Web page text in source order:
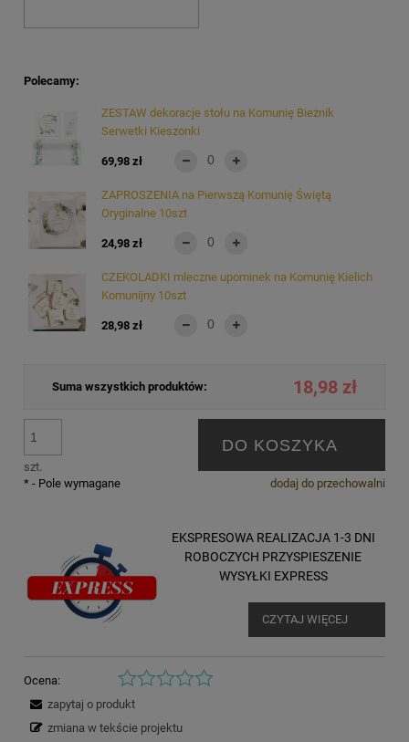
Polecamy:
ZESTAW dekoracje stołu na Komunię Bieżnik
Serwetki Kieszonki
69,98 zł
ZAPROSZENIA na Pierwszą Komunię Świętą
Oryginalne 10szt
24,98 zł
CZEKOLADKI mleczne upominek na Komunię Kielich
Komunijny 10szt
28,98 zł
Suma wszystkich produktów: 18,98 zł
szt.
DO KOSZYKA
dodaj do przechowalni
* - Pole wymagane
EKSPRESOWA REALIZACJA 1-3 DNI
ROBOCZYCH PRZYSPIESZENIE
WYSYŁKI EXPRESS
CZYTAJ WIĘCEJ
Ocena:
zapytaj o produkt
zmiana w tekście projektu